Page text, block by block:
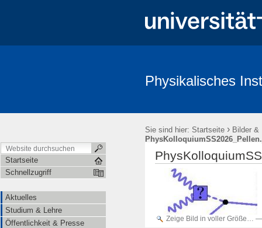
Physikalisches
Sie sind hier: Startseite › Bilder &
Startseite
Schnellzugriff
Aktuelles
Studium & Lehre
Öffentlichkeit & Presse
Zeige Bild in voller Größe…